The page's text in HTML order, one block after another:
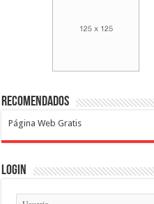
Recomendados
Página Web Gratis
Login